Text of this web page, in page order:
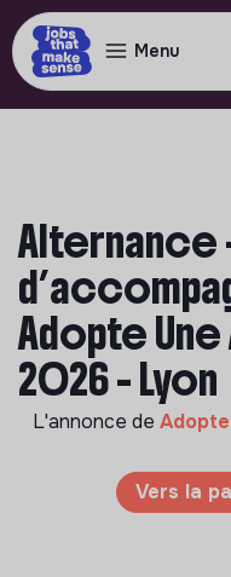
Menu
Adopte
2026 - Lyon
L'annonce de
Vers la